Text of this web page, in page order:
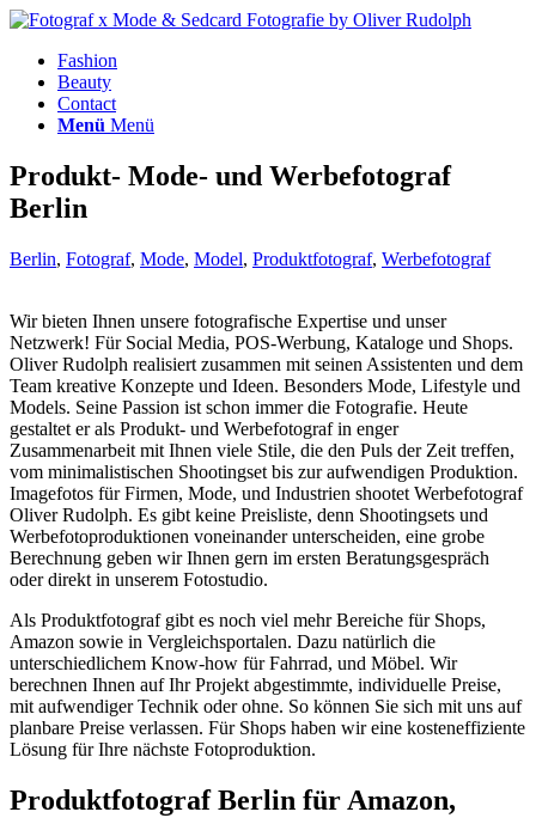
Fashion
Beauty
Contact
Menü Menü
Produkt- Mode- und Werbefotograf
Berlin
Berlin, Fotograf, Mode, Model, Produktfotograf, Werbefotograf
Wir bieten Ihnen unsere fotografische Expertise und unser
Netzwerk! Für Social Media, POS-Werbung, Kataloge und Shops.
Oliver Rudolph realisiert zusammen mit seinen Assistenten und dem
Team kreative Konzepte und Ideen. Besonders Mode, Lifestyle und
Models. Seine Passion ist schon immer die Fotografie. Heute
gestaltet er als Produkt- und Werbefotograf in enger
Zusammenarbeit mit Ihnen viele Stile, die den Puls der Zeit treffen,
vom minimalistischen Shootingset bis zur aufwendigen Produktion.
Imagefotos für Firmen, Mode, und Industrien shootet Werbefotograf
Oliver Rudolph. Es gibt keine Preisliste, denn Shootingsets und
Werbefotoproduktionen voneinander unterscheiden, eine grobe
Berechnung geben wir Ihnen gern im ersten Beratungsgespräch
oder direkt in unserem Fotostudio.
Als Produktfotograf gibt es noch viel mehr Bereiche für Shops,
Amazon sowie in Vergleichsportalen. Dazu natürlich die
unterschiedlichem Know-how für Fahrrad, und Möbel. Wir
berechnen Ihnen auf Ihr Projekt abgestimmte, individuelle Preise,
mit aufwendiger Technik oder ohne. So können Sie sich mit uns auf
planbare Preise verlassen. Für Shops haben wir eine kosteneffiziente
Lösung für Ihre nächste Fotoproduktion.
Produktfotograf Berlin für Amazon,